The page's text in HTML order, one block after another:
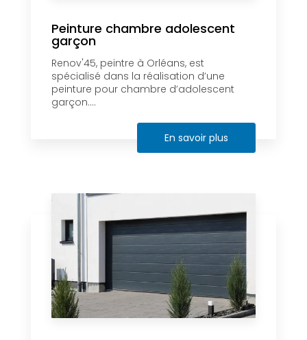
Peinture chambre adolescent
garçon
Renov'45, peintre à Orléans, est
spécialisé dans la réalisation d’une
peinture pour chambre d’adolescent
garçon....
En savoir plus